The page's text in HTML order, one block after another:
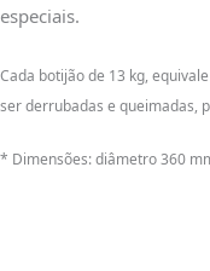
especiais.
Cada botijão de 13 kg,
ser derrubadas e queimadas,
* Dimensões: diâmetro 360